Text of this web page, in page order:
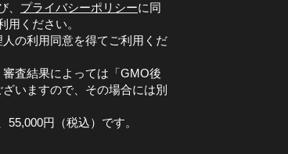
、 プライバシーポリシーに同
ください。
の利用同意を得てご利用くだ
査結果によっては「GMO後
いますので、その場合には別
円（税込）です。